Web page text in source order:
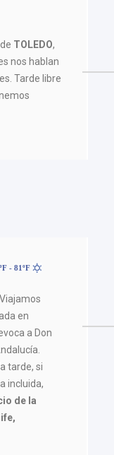
TOLEDO,
nos hablan
Tarde libre
- 81ºF
en
a Don
la tarde, si
incluida,
de la